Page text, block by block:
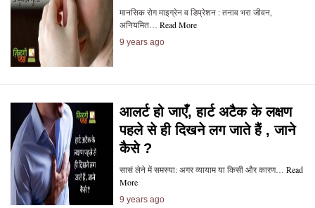
मानसिक रोग माइग्रेन व डिप्रेशन : तनाव भरा जीवन,
अनियमित… Read More
9 years ago
आलर्ट हो जाएँ, हार्ट अटैक के लक्षण
पहले से ही दिखने लग जाते हैं , जाने
कैसे ?
सासं लेने में समस्या: अगर व्यायाम या किसी और कारण… Read
More
9 years ago